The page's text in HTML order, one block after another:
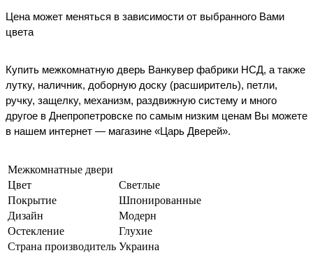
Цена может меняться в зависимости от выбранного Вами
цвета
Купить межкомнатную дверь Ванкувер фабрики НСД, а также
лутку, наличник, доборную доску (расширитель), петли,
ручку, защелку, механизм, раздвижную систему и много
другое в Днепропетровске по самым низким ценам Вы можете
в нашем интернет — магазине «Царь Дверей».
Межкомнатные двери
Цвет
Светлые
Покрытие
Шпонированные
Дизайн
Модерн
Остекление
Глухие
Страна производитель Украина